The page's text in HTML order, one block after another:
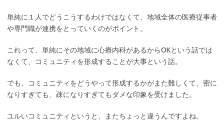
単純に１人でどうこうするわけではなくて、地域全体の医療従事者
や専門職が連携をとっていくのがポイント。
これって、単純にその地域に心療内科があるからOKという話では
なくて、コミュニティを形成することが大事という話。
でも、コミュニティをどうやって形成するかがまた難しくて、密に
なりすぎても、疎になりすぎてもダメな印象を受けました。
ユルいコミュニティというと、またちょっと違うんですよね。